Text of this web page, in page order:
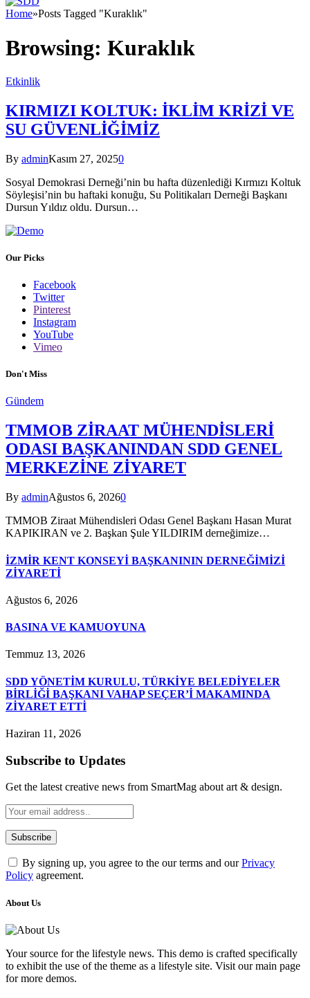
Home»Posts Tagged "Kuraklık"
Browsing: Kuraklık
Etkinlik
KIRMIZI KOLTUK: İKLİM KRİZİ VE
SU GÜVENLİĞİMİZ
By adminKasım 27, 20250
Sosyal Demokrasi Derneği’nin bu hafta düzenlediği Kırmızı Koltuk
Söyleşisi’nin bu haftaki konuğu, Su Politikaları Derneği Başkanı
Dursun Yıldız oldu. Dursun…
Our Picks
Facebook
Twitter
Pinterest
Instagram
YouTube
Vimeo
Don't Miss
Gündem
TMMOB ZİRAAT MÜHENDİSLERİ
ODASI BAŞKANINDAN SDD GENEL
MERKEZİNE ZİYARET
By adminAğustos 6, 20260
TMMOB Ziraat Mühendisleri Odası Genel Başkanı Hasan Murat
KAPIKIRAN ve 2. Başkan Şule YILDIRIM derneğimize…
İZMİR KENT KONSEYİ BAŞKANININ DERNEĞİMİZİ
ZİYARETİ
Ağustos 6, 2026
BASINA VE KAMUOYUNA
Temmuz 13, 2026
SDD YÖNETİM KURULU, TÜRKİYE BELEDİYELER
BİRLİĞİ BAŞKANI VAHAP SEÇER’İ MAKAMINDA
ZİYARET ETTİ
Haziran 11, 2026
Subscribe to Updates
Get the latest creative news from SmartMag about art & design.
By signing up, you agree to the our terms and ourPrivacy
Policy agreement.
About Us
Your source for the lifestyle news. This demo is crafted specifically
to exhibit the use of the theme as a lifestyle site. Visit our main page
for more demos.